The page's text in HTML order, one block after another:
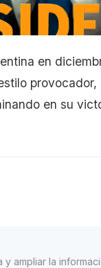
en
en su
ampliar la